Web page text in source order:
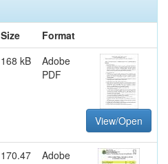
Size
Format
168 kB
Adobe
PDF
View/Open
170.47
Adobe